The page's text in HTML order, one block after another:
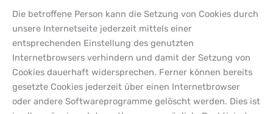
Die betroffene Person kann die Setzung von Cookies durch
unsere Internetseite jederzeit mittels einer
entsprechenden Einstellung des genutzten
Internetbrowsers verhindern und damit der Setzung von
Cookies dauerhaft widersprechen. Ferner können bereits
gesetzte Cookies jederzeit über einen Internetbrowser
oder andere Softwareprogramme gelöscht werden. Dies ist